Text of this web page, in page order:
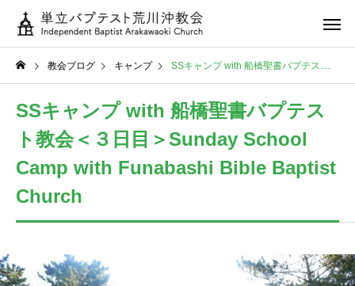
教会ブログ キャンプ SSキャンプ with 船橋聖書バプテスト教会＜３日目＞Sunday School Camp with Funabashi Bible Baptist Church
SSキャンプ with 船橋聖書バプテス
ト教会＜３日目＞Sunday School
Camp with Funabashi Bible Baptist
Church